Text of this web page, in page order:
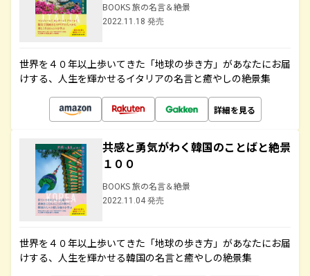
BOOKS 旅の名言＆絶景
2022.11.18 発売
世界を４０年以上歩いてきた「地球の歩き方」があなたにお届
けする、人生を輝かせるイタリアの名言と癒やしの絶景集
詳細を見る
共感と勇気がわく韓国のことばと絶景
１００
BOOKS 旅の名言＆絶景
2022.11.04 発売
世界を４０年以上歩いてきた「地球の歩き方」があなたにお届
けする、人生を輝かせる韓国の名言と癒やしの絶景集